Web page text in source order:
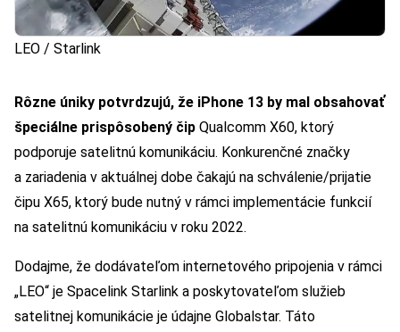
LEO / Starlink
Rôzne úniky potvrdzujú, že iPhone 13 by mal obsahovať
špeciálne prispôsobený čip Qualcomm X60, ktorý
podporuje satelitnú komunikáciu. Konkurenčné značky
a zariadenia v aktuálnej dobe čakajú na schválenie/prijatie
čipu X65, ktorý bude nutný v rámci implementácie funkcií
na satelitnú komunikáciu v roku 2022.
Dodajme, že dodávateľom internetového pripojenia v rámci
„LEO“ je Spacelink Starlink a poskytovateľom služieb
satelitnej komunikácie je údajne Globalstar. Táto